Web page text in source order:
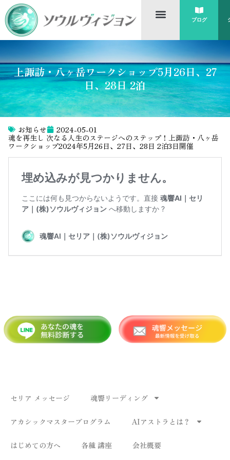
ブログ
上諏訪・八ヶ岳ワークショップ5月26日、27
日、28日 2泊
お知らせ
2024-05-01
魂を再生し 次なる人生のステージへのステップ！上諏訪・八ヶ岳
ワークショップ2024年5月26日、27日、28日 2泊3日開催
セリア メッセージ 魂響リーディング
アカシックマスタープログラム AIアストラとは？
はじめての方へ 各種 講座 会社概要